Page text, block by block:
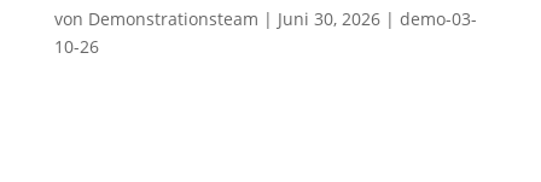
von Demonstrationsteam | Juni 30, 2026| demo-03-
10-26